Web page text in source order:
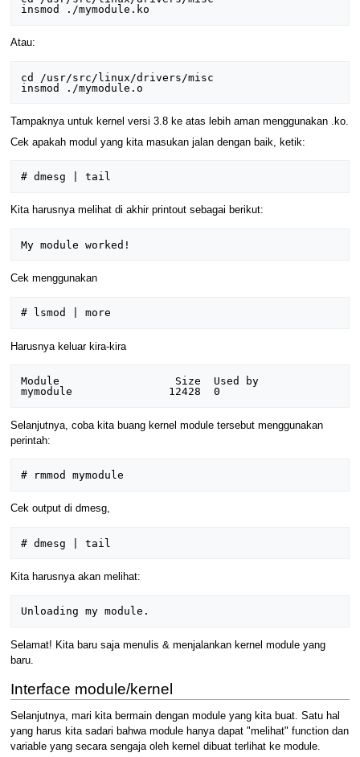
Atau:
cd /usr/src/linux/drivers/misc
Tampaknya untuk kernel versi 3.8 ke atas lebih aman menggunakan .ko.
Cek apakah modul yang kita masukan jalan dengan baik, ketik:
Kita harusnya melihat di akhir printout sebagai berikut:
Cek menggunakan
Harusnya keluar kira-kira
Module                  Size  Used by
Selanjutnya, coba kita buang kernel module tersebut menggunakan
perintah:
Cek output di dmesg,
Kita harusnya akan melihat:
Selamat! Kita baru saja menulis & menjalankan kernel module yang
baru.
Interface module/kernel
Selanjutnya, mari kita bermain dengan module yang kita buat. Satu hal
yang harus kita sadari bahwa module hanya dapat "melihat" function dan
variable yang secara sengaja oleh kernel dibuat terlihat ke module.